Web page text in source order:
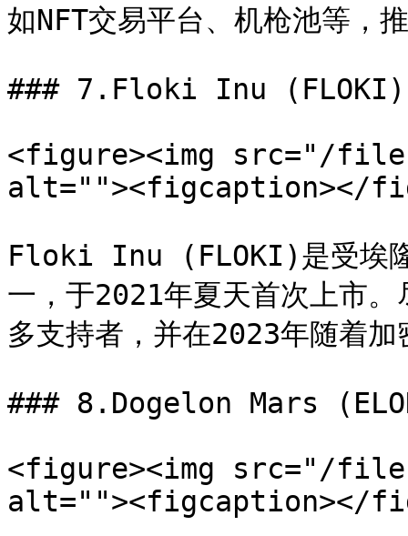
如NFT交易平台、机枪池等，
### 7.Floki Inu (FLOKI)
<figure><img src="/files/
alt=""><figcaption></
Floki Inu (FLOKI)是受埃隆
一，于2021年夏天首次上市
多支持者，并在2023年随着
### 8.Dogelon Mars
<figure><img src="/
alt=""><figcaption></